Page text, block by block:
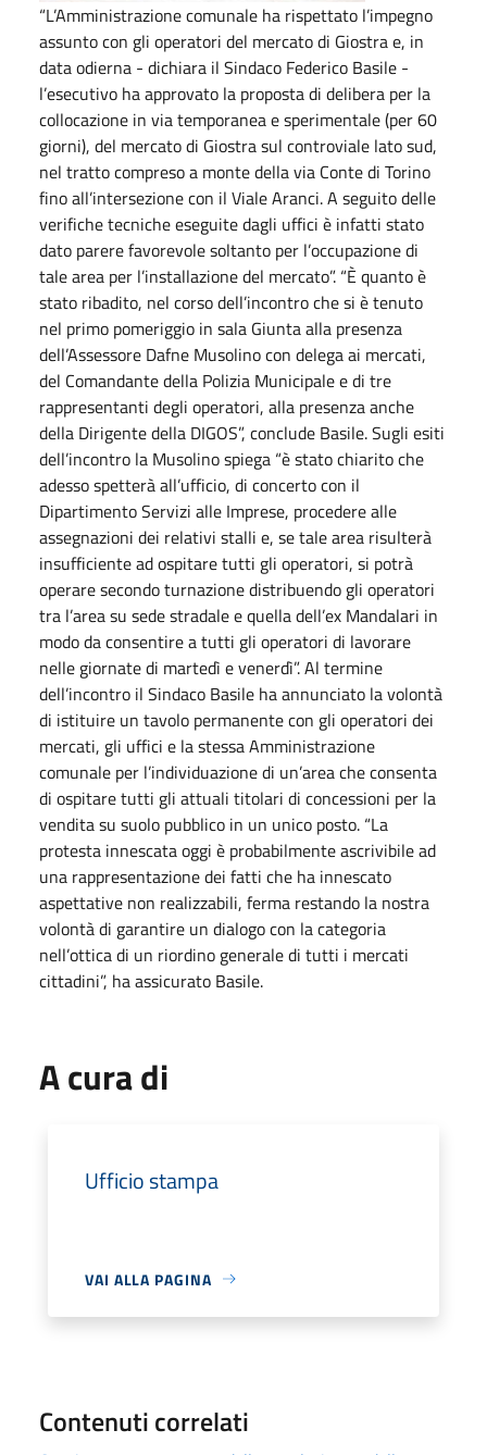
“L’Amministrazione comunale ha rispettato l’impegno
assunto con gli operatori del mercato di Giostra e, in
data odierna - dichiara il Sindaco Federico Basile -
l’esecutivo ha approvato la proposta di delibera per la
collocazione in via temporanea e sperimentale (per 60
giorni), del mercato di Giostra sul controviale lato sud,
nel tratto compreso a monte della via Conte di Torino
fino all’intersezione con il Viale Aranci. A seguito delle
verifiche tecniche eseguite dagli uffici è infatti stato
dato parere favorevole soltanto per l’occupazione di
tale area per l’installazione del mercato”. “È quanto è
stato ribadito, nel corso dell’incontro che si è tenuto
nel primo pomeriggio in sala Giunta alla presenza
dell’Assessore Dafne Musolino con delega ai mercati,
del Comandante della Polizia Municipale e di tre
rappresentanti degli operatori, alla presenza anche
della Dirigente della DIGOS”, conclude Basile. Sugli esiti
dell’incontro la Musolino spiega “è stato chiarito che
adesso spetterà all’ufficio, di concerto con il
Dipartimento Servizi alle Imprese, procedere alle
assegnazioni dei relativi stalli e, se tale area risulterà
insufficiente ad ospitare tutti gli operatori, si potrà
operare secondo turnazione distribuendo gli operatori
tra l’area su sede stradale e quella dell’ex Mandalari in
modo da consentire a tutti gli operatori di lavorare
nelle giornate di martedì e venerdì”. Al termine
dell’incontro il Sindaco Basile ha annunciato la volontà
di istituire un tavolo permanente con gli operatori dei
mercati, gli uffici e la stessa Amministrazione
comunale per l’individuazione di un’area che consenta
di ospitare tutti gli attuali titolari di concessioni per la
vendita su suolo pubblico in un unico posto. “La
protesta innescata oggi è probabilmente ascrivibile ad
una rappresentazione dei fatti che ha innescato
aspettative non realizzabili, ferma restando la nostra
volontà di garantire un dialogo con la categoria
nell’ottica di un riordino generale di tutti i mercati
cittadini”, ha assicurato Basile.
A cura di
Ufficio stampa
VAI ALLA PAGINA
Contenuti correlati